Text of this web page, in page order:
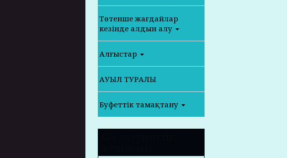
Төтенше жағдайлар
кезінде алдын алу
Алғыстар
АУЫЛ ТУРАЛЫ
Буфеттік тамақтану